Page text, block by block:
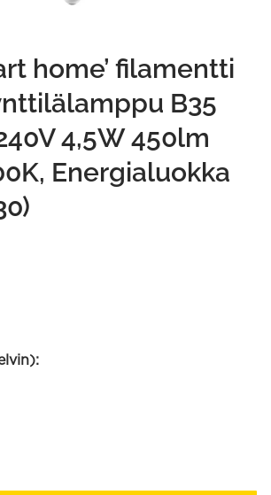
home’ filamentti
B35
4,5W 450lm
Energialuokka